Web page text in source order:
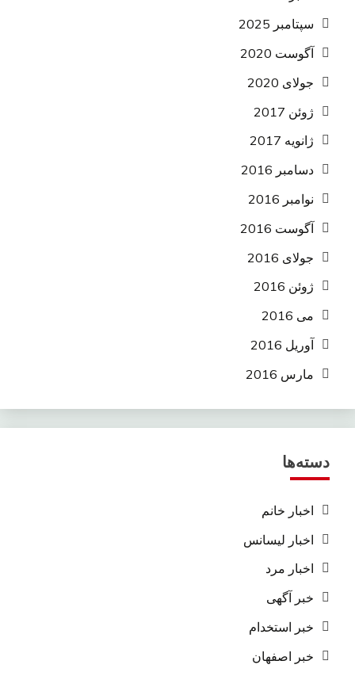
سپتامبر 2025
آگوست 2020
جولای 2020
ژوئن 2017
ژانویه 2017
دسامبر 2016
نوامبر 2016
آگوست 2016
جولای 2016
ژوئن 2016
می 2016
آوریل 2016
مارس 2016
دسته‌ها
اخبار خانم
اخبار لیسانس
اخبار مرد
خبر آگهی
خبر استخدام
خبر اصفهان